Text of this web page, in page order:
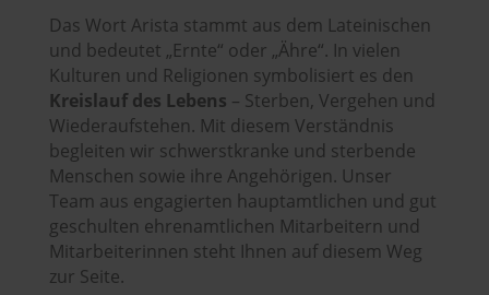
Das Wort Arista stammt aus dem Lateinischen
und bedeutet „Ernte“ oder „Ähre“. In vielen
Kulturen und Religionen symbolisiert es den
Kreislauf des Lebens – Sterben, Vergehen und
Wiederaufstehen. Mit diesem Verständnis
begleiten wir schwerstkranke und sterbende
Menschen sowie ihre Angehörigen. Unser
Team aus engagierten hauptamtlichen und gut
geschulten ehrenamtlichen Mitarbeitern und
Mitarbeiterinnen steht Ihnen auf diesem Weg
zur Seite.